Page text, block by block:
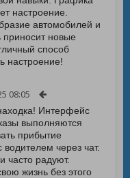
настроение.
автомобилей и
приносит новые
способ
настроение!
08:05
Интерфейс
выполняются
прибытие
через чат.
часто радуют.
жизнь без этого